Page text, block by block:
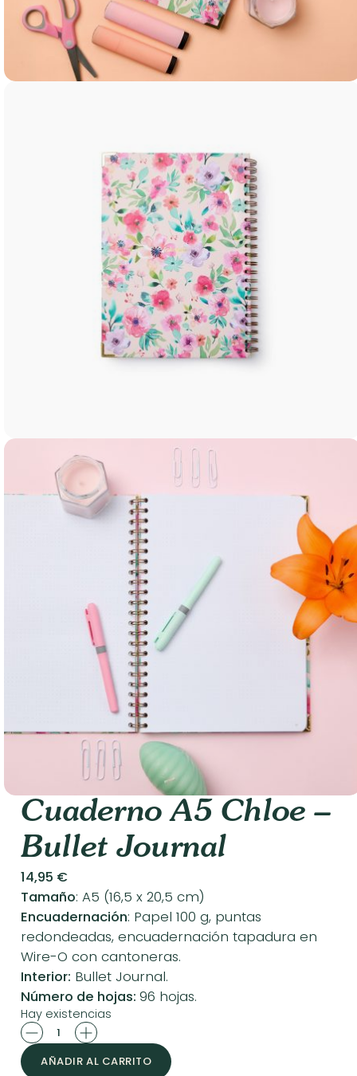
Cuaderno A5 Chloe –
Bullet Journal
14,95 €
Tamaño: A5 (16,5 x 20,5 cm)
Encuadernación: Papel 100 g, puntas
redondeadas, encuadernación tapadura en
Wire-O con cantoneras.
Interior: Bullet Journal.
Número de hojas:96 hojas.
Hay existencias
Cuaderno
A5
ChloeAÑADIR AL CARRITO